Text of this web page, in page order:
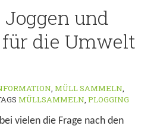
und
die Umwelt
, MÜLL SAMMELN,
MÜLLSAMMELN, PLOGGING
vielen die Frage nach den